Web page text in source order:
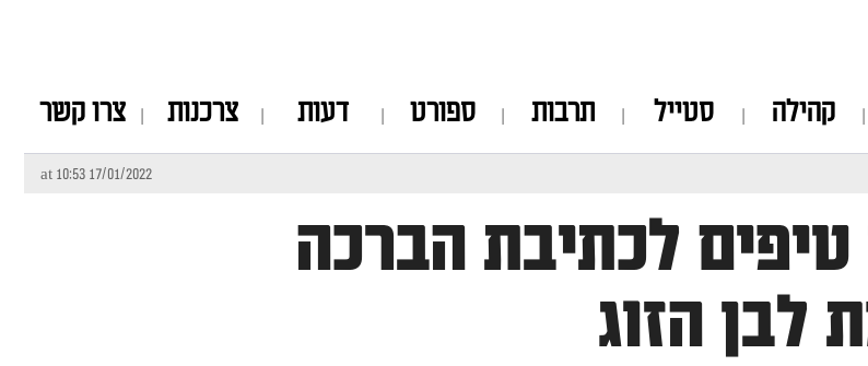
קהילה סטייל תרבות ספורט דעות צרכנות צרו קשר
17/01/2022 at 10:53
לכתיבת הברכה
לבן הזוג